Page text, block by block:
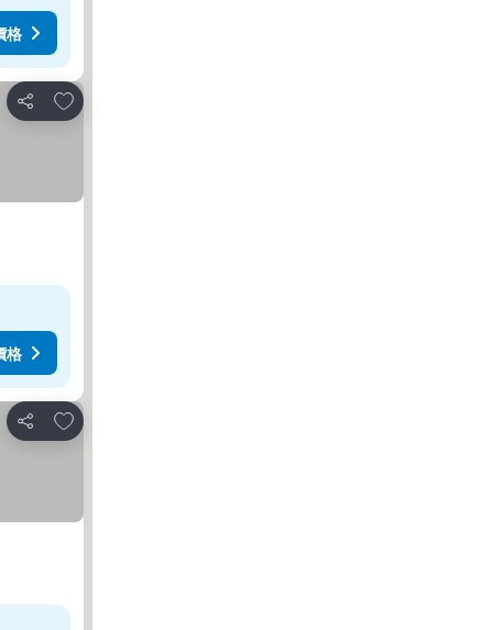
格
分享
加入我的最愛
格
分享
加入我的最愛